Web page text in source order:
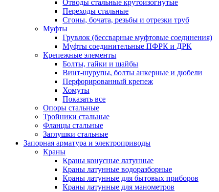
Отводы стальные крутоизогнутые
Переходы стальные
Сгоны, бочата, резьбы и отрезки труб
Муфты
Грувлок (бессварные муфтовые соединения)
Муфты соединительные ПФРК и ДРК
Крепежные элементы
Болты, гайки и шайбы
Винт-шурупы, болты анкерные и дюбели
Перфорированный крепеж
Хомуты
Показать все
Опоры стальные
Тройники стальные
Фланцы стальные
Заглушки стальные
Запорная арматура и электроприводы
Краны
Краны конусные латунные
Краны латунные водоразборные
Краны латунные для бытовых приборов
Краны латунные для манометров